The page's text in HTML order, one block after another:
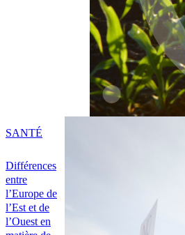
Différences
entre
l’Europe de
l’Est et de
l’Ouest en
SANTÉ